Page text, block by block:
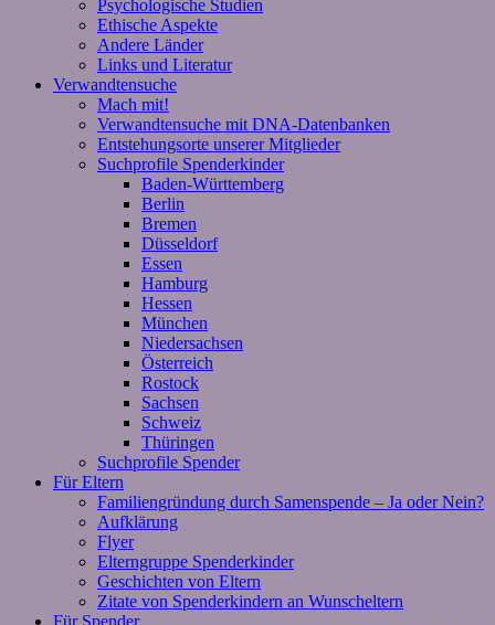
Psychologische Studien
Ethische Aspekte
Andere Länder
Links und Literatur
Verwandtensuche
Mach mit!
Verwandtensuche mit DNA-Datenbanken
Entstehungsorte unserer Mitglieder
Suchprofile Spenderkinder
Baden-Württemberg
Berlin
Bremen
Düsseldorf
Essen
Hamburg
Hessen
München
Niedersachsen
Österreich
Rostock
Sachsen
Schweiz
Thüringen
Suchprofile Spender
Für Eltern
Familiengründung durch Samenspende – Ja oder Nein?
Aufklärung
Flyer
Elterngruppe Spenderkinder
Geschichten von Eltern
Zitate von Spenderkindern an Wunscheltern
Für Spender